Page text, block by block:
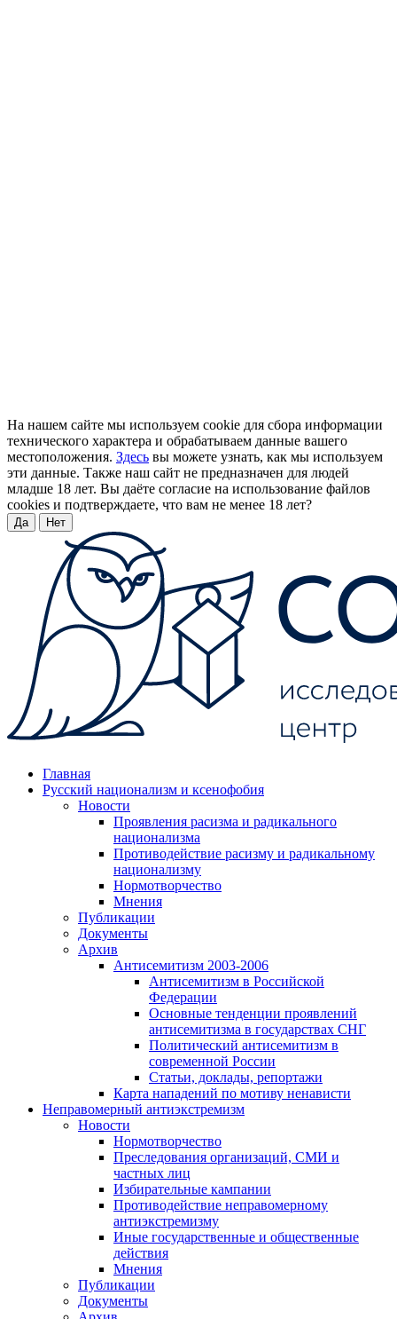
На нашем сайте мы используем cookie для сбора информации
технического характера и обрабатываем данные вашего
местоположения. Здесь вы можете узнать, как мы используем
эти данные. Также наш сайт не предназначен для людей
младше 18 лет. Вы даёте согласие на использование файлов
cookies и подтверждаете, что вам не менее 18 лет?
Да Нет
Главная
Русский национализм и ксенофобия
Новости
Проявления расизма и радикального
национализма
Противодействие расизму и радикальному
национализму
Нормотворчество
Мнения
Публикации
Документы
Архив
Антисемитизм 2003-2006
Антисемитизм в Российской
Федерации
Основные тенденции проявлений
антисемитизма в государствах СНГ
Политический антисемитизм в
современной России
Статьи, доклады, репортажи
Карта нападений по мотиву ненависти
Неправомерный антиэкстремизм
Новости
Нормотворчество
Преследования организаций, СМИ и
частных лиц
Избирательные кампании
Противодействие неправомерному
антиэкстремизму
Иные государственные и общественные
действия
Мнения
Публикации
Документы